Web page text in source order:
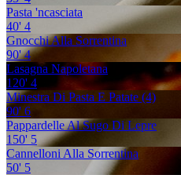
Pasta 'ncasciata
40' 4
Gnocchi Alla Sorrentina
90'4
Lasagna Napoletana
120' 4
Minestra Di Pasta E Patate (4)
90' 6
Pappardelle Al Sugo Di Lepre
150' 5
Cannelloni Alla Sorrentina
50' 5